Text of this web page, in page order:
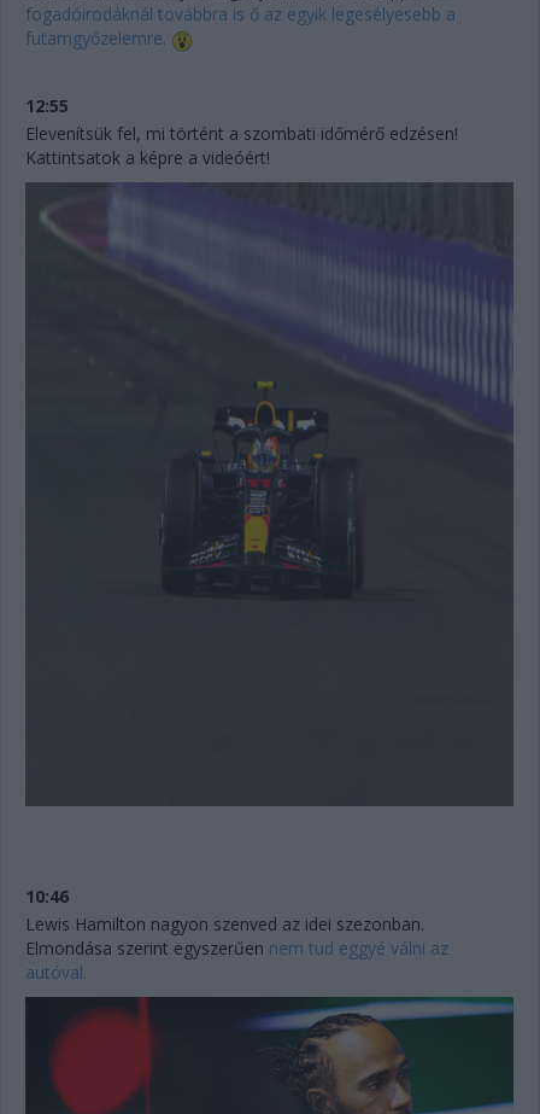
fogadóirodáknál továbbra is ő az egyik legesélyesebb a
futamgyőzelemre.
12:55
Elevenítsük fel, mi történt a szombati időmérő edzésen!
Kattintsatok a képre a videóért!
10:46
Lewis Hamilton nagyon szenved az idei szezonban.
Elmondása szerint egyszerűen nem tud eggyé válni az
autóval.